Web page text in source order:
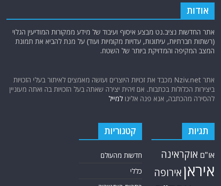
אודות
אתר החדשות נציב.נט מבצע איסוף ועיבוד של מידע ממקורות המודיעין הגלוי
(רשתות חברתיות, עיתונות, עדויות מקומיות ועוד) על מנת להביא את תמונת
המצב המקיפה והמדויקת ביותר של השטח.
אתר Nziv.net מכבד את זכויות היוצרים ועושה מאמצים לאיתור בעלי הזכויות
ביצירות הכלולות בכתבות. אם זיהית יצירה שאתה בעל הזכויות בה ואתה מעוניין
להסירה מהכתבה, אנא פנה אלינולמייל
תגיות
או"ם אוקראינה
איראן אירופה
קטגוריות
חדשות מהעולם
כללי